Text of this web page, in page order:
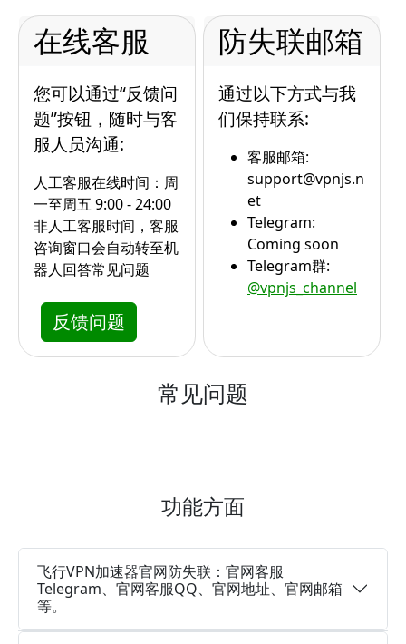
在线客服
您可以通过“反馈问
题”按钮，随时与客
服人员沟通:
人工客服在线时间：周
一至周五 9:00 - 24:00
非人工客服时间，客服
咨询窗口会自动转至机
器人回答常见问题
反馈问题
防失联邮箱
通过以下方式与我
们保持联系:
客服邮箱:
support@vpnjs.n
et
Telegram:
Coming soon
Telegram群:
@vpnjs_channel
常见问题
功能方面
飞行VPN加速器官网防失联：官网客服
Telegram、官网客服QQ、官网地址、官网邮箱
等。